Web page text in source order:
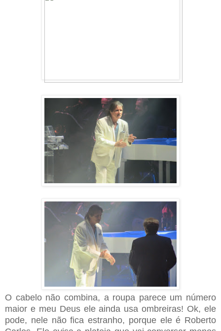
O cabelo não combina, a roupa parece um número
maior e meu Deus ele ainda usa ombreiras! Ok, ele
pode, nele não fica estranho, porque ele é Roberto